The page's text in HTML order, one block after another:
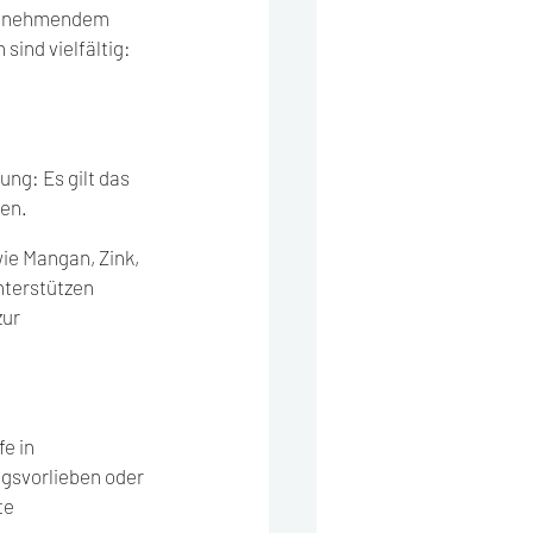
sind vielfältig:
Es gilt das
Mangan, Zink,
in
oder